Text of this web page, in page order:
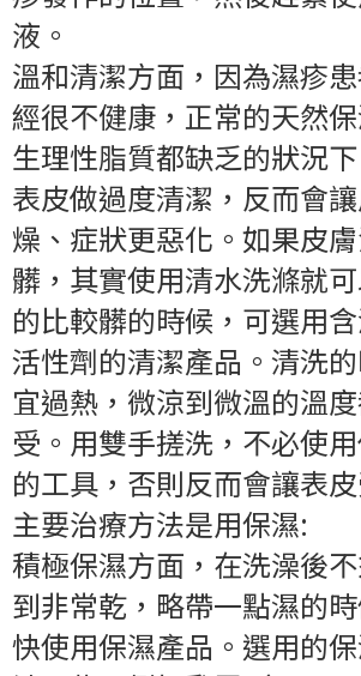
液。
溫和清潔方面，因為濕疹
經很不健康，正常的天然
生理性脂質都缺乏的狀況
表皮做過度清潔，反而會
燥、症狀更惡化。如果皮
髒，其實使用清水洗滌就
的比較髒的時候，可選用
活性劑的清潔產品。清洗
宜過熱，微涼到微溫的溫
受。用雙手搓洗，不必使
的工具，否則反而會讓表皮
主要治療方法是用保濕:
積極保濕方面，在洗澡後
到非常乾，略帶一點濕的
快使用保濕產品。選用的